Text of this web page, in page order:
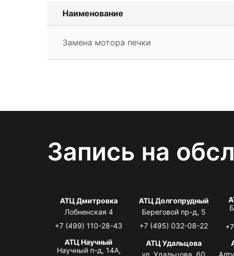
Наименование
Замена мотора печки
Запись на
АТЦ Дмитровка
Лобненская 4
+7 (499) 110-28-43
АТЦ Долгопрудный
Береговой пр-д, 5
+7 (495) 032-08-22
АТЦ Научный
Научный п-д, 14А,
АТЦ Удальцова
ул. Удальцова, 60